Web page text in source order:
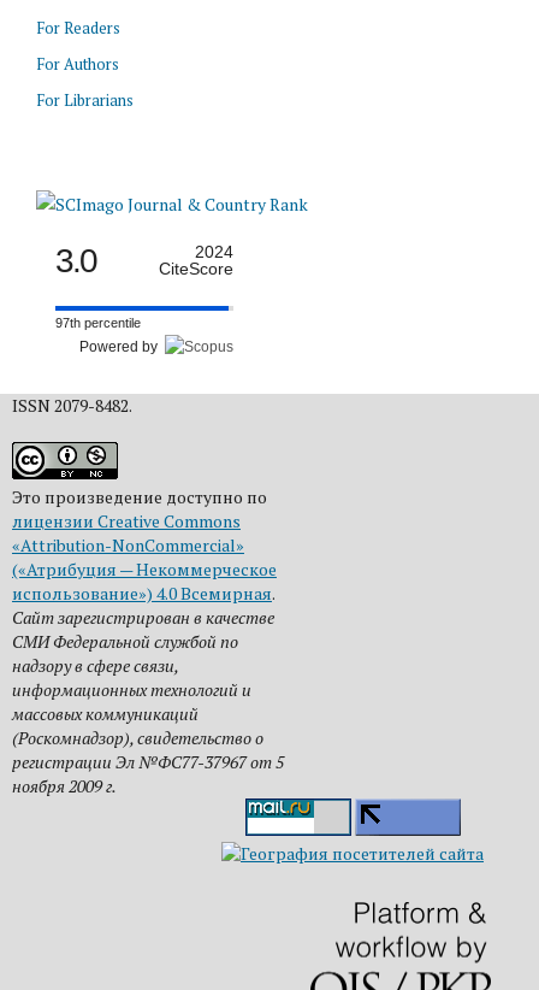
For Readers
For Authors
For Librarians
3.0
2024
CiteScore
97th percentile
Powered by
ISSN 2079-8482.
Это произведение доступно по
лицензии Creative Commons
«Attribution-NonCommercial»
(«Атрибуция — Некоммерческое
использование») 4.0 Всемирная.
Сайт зарегистрирован в качестве
СМИ Федеральной службой по
надзору в сфере связи,
информационных технологий и
массовых коммуникаций
(Роскомнадзор), свидетельство о
регистрации Эл №ФС77-37967 от 5
ноября 2009 г.